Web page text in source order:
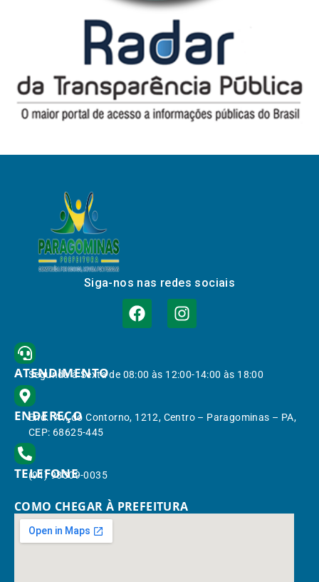
Siga-nos nas redes sociais
ATENDIMENTO
Segunda à Sexta de 08:00 às 12:00-14:00 às 18:00
ENDEREÇO
End.: Av. do Contorno, 1212, Centro – Paragominas – PA,
CEP: 68625-445
TELEFONE
(91) 98309-0035
COMO CHEGAR À PREFEITURA